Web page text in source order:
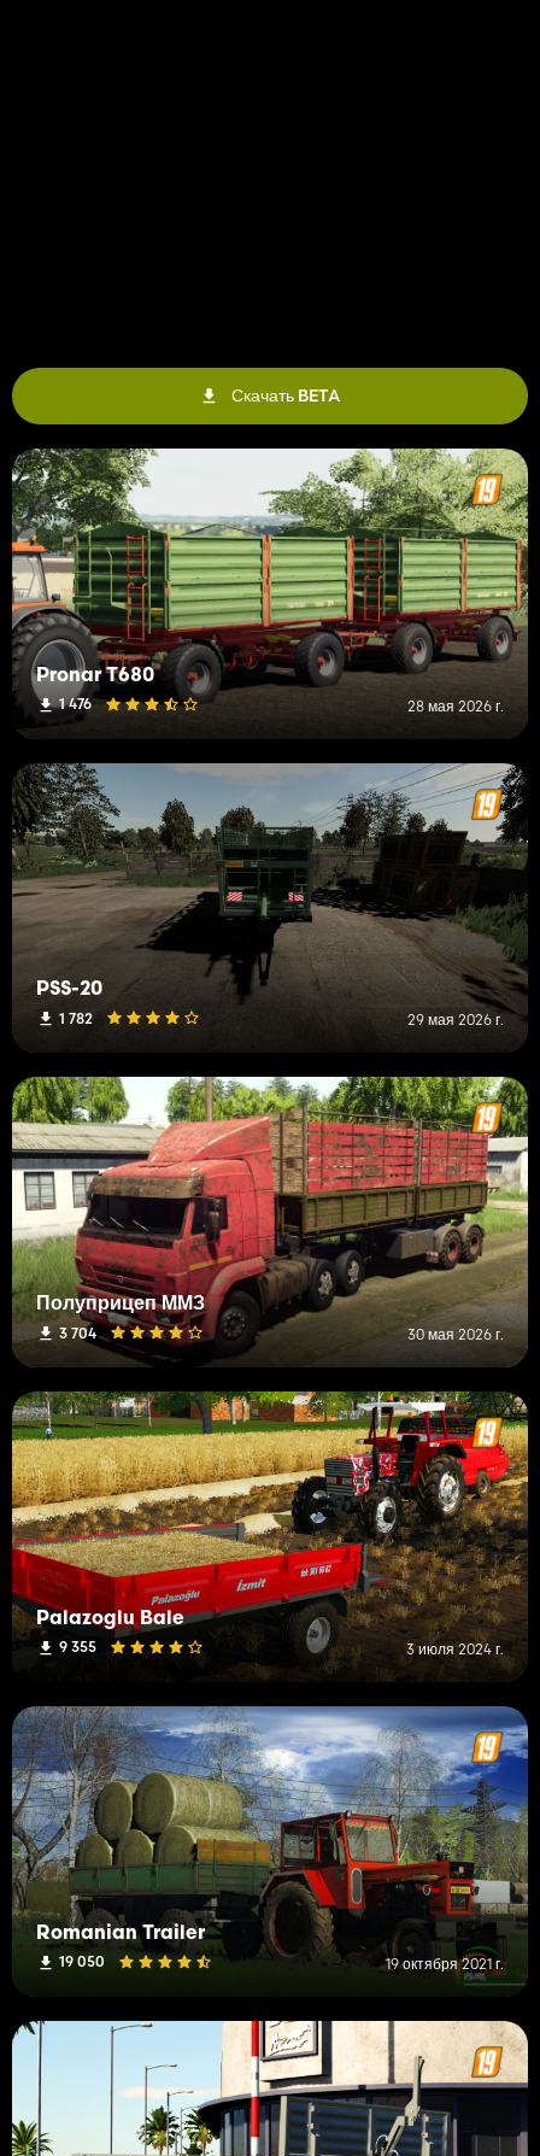
Скачать BETA
Pronar T680
1 476 28 мая 2026 г.
PSS-20
1 782 29 мая 2026 г.
Полуприцеп ММЗ
3 704 30 мая 2026 г.
Palazoglu Bale
9 355 3 июля 2024 г.
Romanian Trailer
19 050 19 октября 2021 г.